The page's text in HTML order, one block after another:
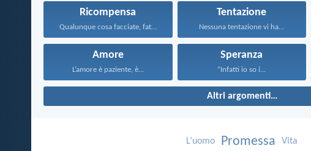
Ricompensa
Qualunque cosa facciate, fatela...
Tentazione
Nessuna tentazione vi ha...
Amore
L’amore è paziente, è...
Speranza
“Infatti io so i...
Altri argomenti…
L’uomo Promessa Vita